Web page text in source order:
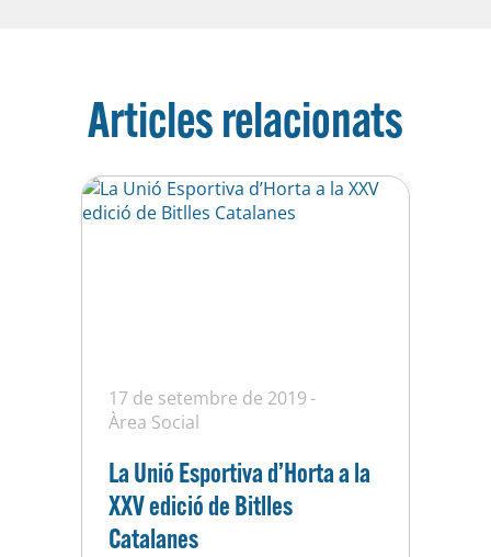
Articles relacionats
17 de setembre de 2019
Àrea Social
La Unió Esportiva d’Horta a la
XXV edició de Bitlles
Catalanes